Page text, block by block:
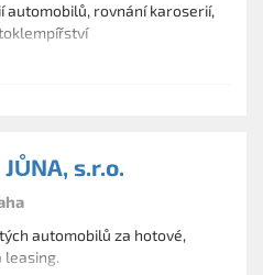
rovnání karoserií,
s.r.o.
automobilů za hotové,
leasing.